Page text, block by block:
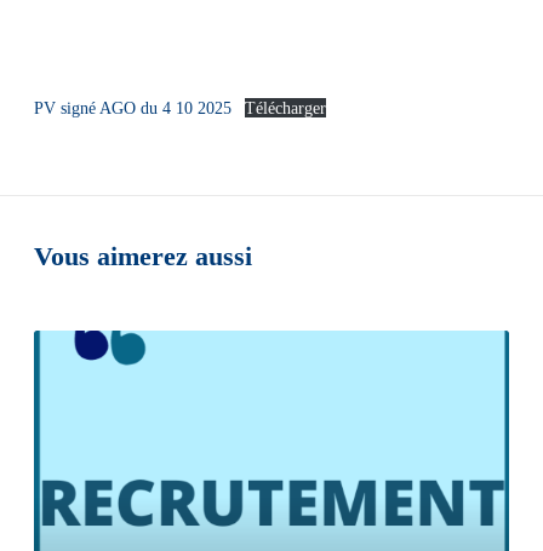
PV signé AGO du 4 10 2025 Télécharger
Vous aimerez aussi